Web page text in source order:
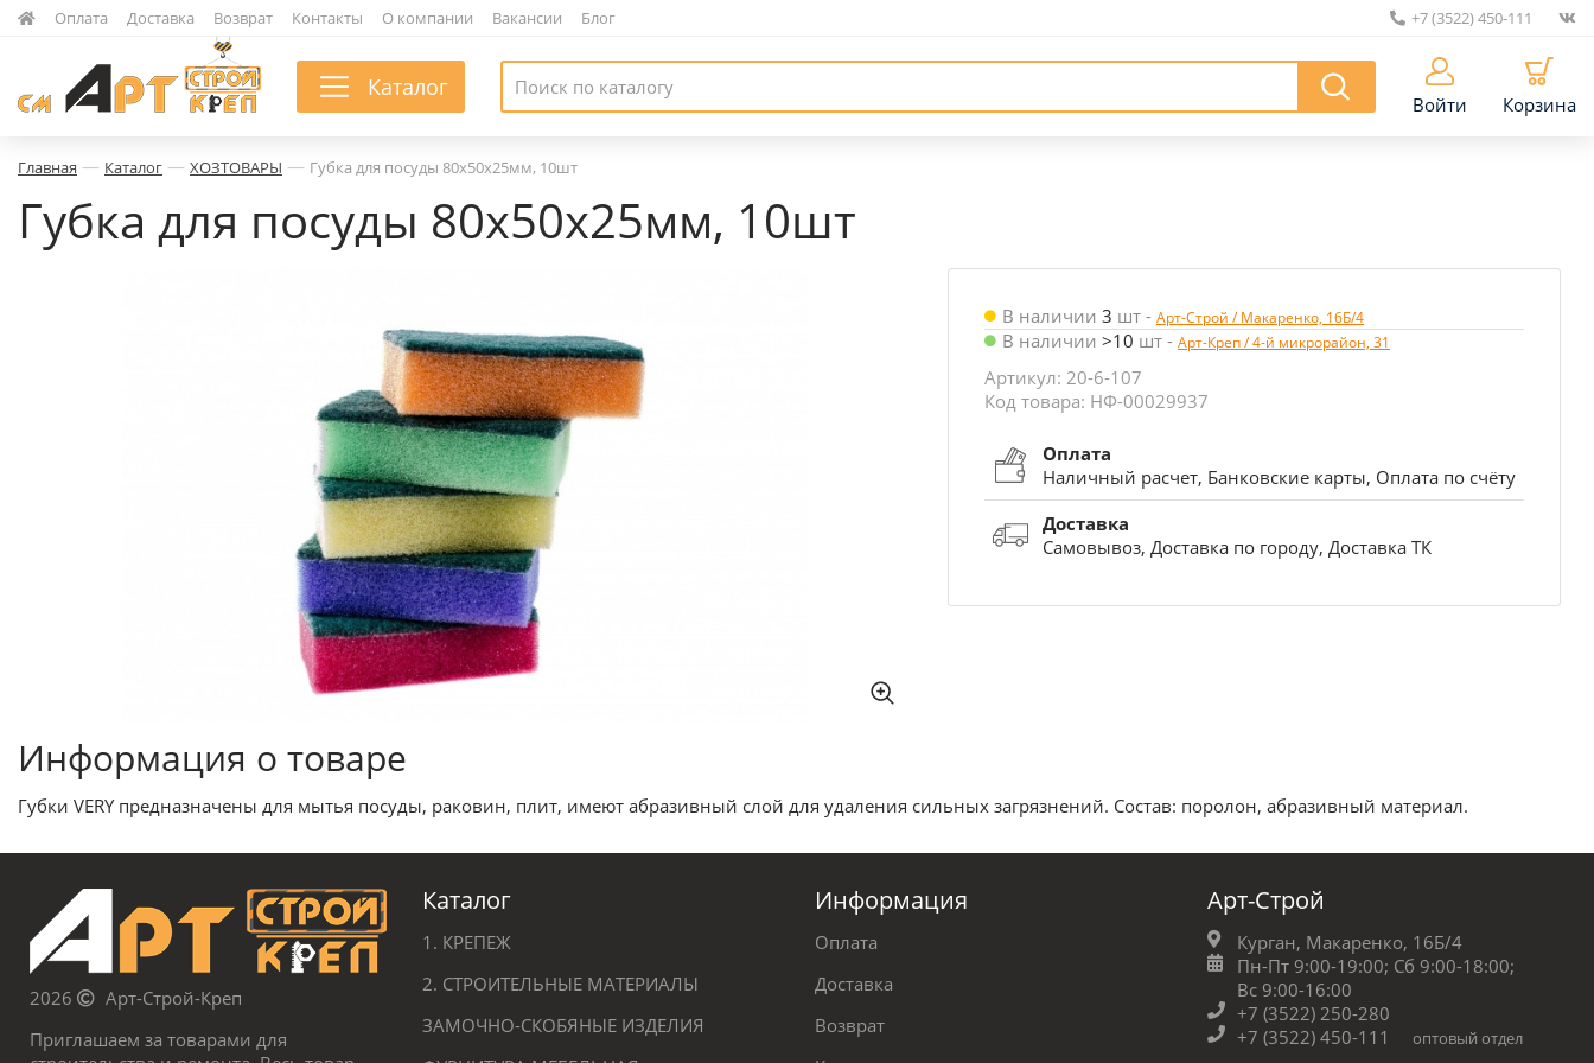
Оплата Доставка Возврат Контакты О компании Вакансии Блог +7 (3522) 450-111
Каталог
Войти Корзина
Главная — Каталог — ХОЗТОВАРЫ — Губка для посуды 80х50х25мм, 10шт
Губка для посуды 80х50х25мм, 10шт
В наличии 3 шт - Арт-Строй / Макаренко, 16Б/4
В наличии >10 шт - Арт-Креп / 4-й микрорайон, 31
Артикул: 20-6-107
Код товара: НФ-00029937
Оплата
Наличный расчет, Банковские карты, Оплата по счёту
Доставка
Самовывоз, Доставка по городу, Доставка ТК
Информация о товаре
Губки VERY предназначены для мытья посуды, раковин, плит, имеют абразивный слой для удаления сильных загрязнений. Состав: поролон, абразивный материал.
2026
Арт-Строй-Креп
Приглашаем за товарами для
Каталог
1. КРЕПЕЖ
2. СТРОИТЕЛЬНЫЕ МАТЕРИАЛЫ
ЗАМОЧНО-СКОБЯНЫЕ ИЗДЕЛИЯ
Информация
Оплата
Доставка
Возврат
Арт-Строй
Курган, Макаренко, 16Б/4
Пн-Пт 9:00-19:00; Сб 9:00-18:00;
Вс 9:00-16:00
+7 (3522) 250-280
+7 (3522) 450-111
оптовый отдел